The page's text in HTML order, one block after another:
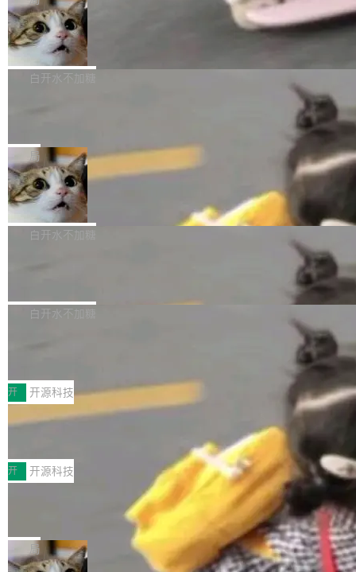
l 迁移或唤醒时，新宿主从 S3 恢复 SQLite 数据
库继续执行。存储库是持久化的唯一真相...
te 17 Pro、OPPO K15，要么是vivo X300 E这
样的次旗舰。 Galaxy Z Fold8 Ultra / Z Fold8 /
Z Flip8三款折叠屏新机均在7月22日发布，且全
部搭载骁龙8 Elite Gen5 for Galaxy，它们本该
本控制系统。目前处于 Early Access 阶段。 De
ltaDB 的核心思路直接写在 landing page 最显
眼的位置：「Software is made between com
mits」——软件是在 commit 之间写出来的。git
是把这段空隙补上。 回退到任何一次编辑：Delt
aDB 捕获 commit 之间的每一次操作，...
SpaceXAI 单季资本开支达 183 亿美元
根据风险投资人Tomer Tunguz 博客（VC 分
析）披露的最新分析与第二季度业绩报告，Spac
微软同期总资本开支的四成。 与亚马逊、Alpha
bet、微软以及 Meta 等传统科技巨头相比，Spa
ceXAI的资金消耗速度尤为引人瞩目。然而，支
撑庞大支出的资金来源却呈现出截然不同的面
貌。数据显示，微软和 Meta 主要依托充沛的经
白开水不加糖
一个在终端里运行的编程 agent；Muse Spark
1.2，驱动这个 agent 的新模型。一句话概括：
你可以用 curl -fsSL https://dev.meta.ai/install.
sh | bash 安装一个能在大项目里自动规划、写
代码、验证结果的 AI 终端工具。 据介绍，Muse
个主 agent 循环，外加一组后台 agent。这些后
局
美团开源 LoHoSearch，用知识图谱校
准 AI 能力认知
机器出题的前提，是让机器拥有全局视野。整个
构建流程可以分为四个环节：建图 → 控制难度
白开水不加糖
库，并将作为transport接入Mooncake TENT。
MPComm将作为一种传输引擎接入Mooncake T
ENT，实现零拷贝传输性能提升30%、非零拷贝
传输性能最高提升5倍。UCL-MPComm底层基
于自研UCL-Engine通信引擎，后续腾讯网平将
持续开源更多基于UCL-Engine的高性能通信组
件。 腾讯网平团队在UCL-MPComm中实现了一
个独立于业务线程的全局通信引擎（Engine），
白开水不加糖
型案例入选名单》，深信服“面向企业研发场景的
开源 AI 编程平台 CoStrict 应用”凭借卓越的技术
创新与落地成效成功入选。 全链路私有化部署，
助力企业AI研发安全落地 当前，越来越多企业已
经开始引入 AI Coding 工具，通过调用公有云模
型或企业内部部署模型提升研发效率。但随着 AI
Coding 从个人辅助工具逐步走向团队级、组织
级应用，企业在规模化落地过程中，对安全性、
可控性和代码质量提出了更高要求。 首先是数据
安全与合规要求。对于大多数普通研发场景，公
开 开源科技
深信服AI算力网关入选工信部人工智能
前不久，工业和信息化部正式发布《2025年人工
智能应用典型案例名单》，集中展示人工智能在
各领域的应用成果，覆盖技术底座、行业赋能、
产品应用、支撑保障、专题等五大方向。深信服
AI算力网关（AI创新平台）成功入选！ 随着各行
各业的Agent走向规模化建设，算力构成形态逐
渐丰富，用户关注的重点也在发生变化：不只是
开 开源科技
Jeff Dean 离开 Google：一个时代的结
束，一个实验室的开始
Google 员工编号 20。MapReduce 作者之一。
Bigtable 作者之一。TensorFlow 的作者之一。
Gemini 的架构师。Google 首席科学家。 Jeff D
局